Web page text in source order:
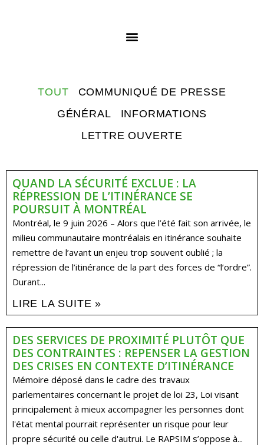
COMMUNIQUÉ DE PRESSE
GÉNÉRAL
INFORMATIONS
LETTRE OUVERTE
TOUT
QUAND LA SÉCURITÉ EXCLUE : LA
RÉPRESSION DE L’ITINÉRANCE SE
POURSUIT À MONTRÉAL
Montréal, le 9 juin 2026 – Alors que l’été fait son arrivée, le
milieu communautaire montréalais en itinérance souhaite
remettre de l’avant un enjeu trop souvent oublié ; la
répression de l’itinérance de la part des forces de “l’ordre”.
Durant...
LIRE LA SUITE »
DES SERVICES DE PROXIMITÉ PLUTÔT QUE
DES CONTRAINTES : REPENSER LA GESTION
DES CRISES EN CONTEXTE D’ITINÉRANCE
Mémoire déposé dans le cadre des travaux
parlementaires concernant le projet de loi 23, Loi visant
principalement à mieux accompagner les personnes dont
l'état mental pourrait représenter un risque pour leur
propre sécurité ou celle d'autrui. Le RAPSIM s’oppose à...